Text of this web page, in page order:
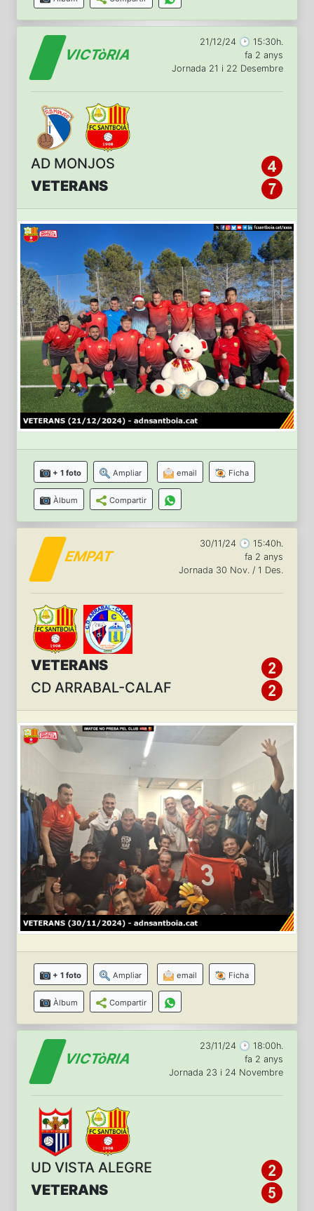
VICTòRIA
21/12/24 🕑 15:30h.
fa 2 anys
Jornada 21 i 22 Desembre
AD MONJOS
VETERANS
+ 1 foto Ampliar email Ficha
Àlbum Compartir
EMPAT
30/11/24 🕑 15:40h.
fa 2 anys
Jornada 30 Nov. / 1 Des.
VETERANS
CD ARRABAL-CALAF
+ 1 foto Ampliar email Ficha
Àlbum Compartir
VICTòRIA
23/11/24 🕑 18:00h.
fa 2 anys
Jornada 23 i 24 Novembre
UD VISTA ALEGRE
VETERANS